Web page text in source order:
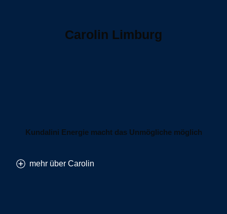
Carolin Limburg
Kundalini Energie macht das Unmögliche möglich
mehr über Carolin